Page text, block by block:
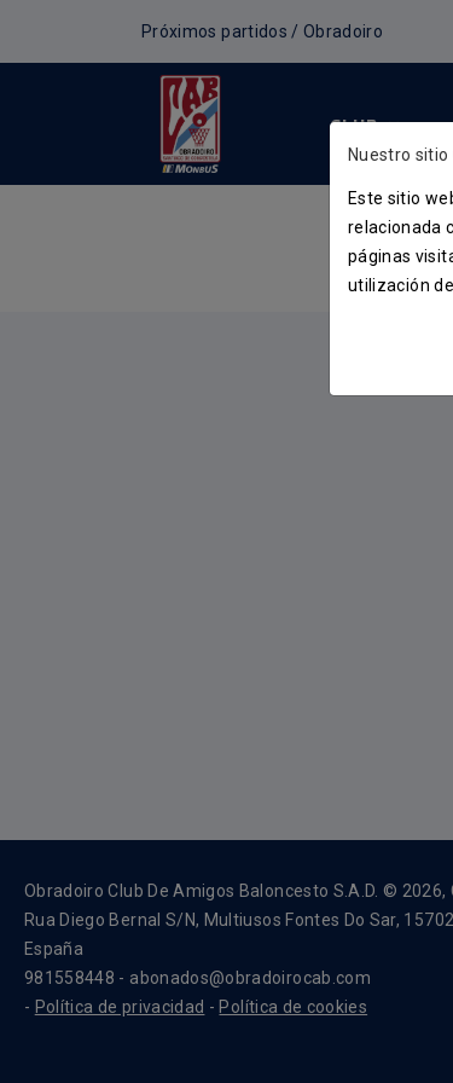
Próximos partidos / Obradoiro
CLUB
Obradoiro Club De Amigos Baloncesto S.A.D. © 2026,
Rua Diego Bernal S/N, Multiusos Fontes Do Sar,
España
981558448 - abonados@obradoirocab.com
- Política de privacidad - Política de cookies
Nuestro sitio
Este sitio
relacionada
páginas
utilización